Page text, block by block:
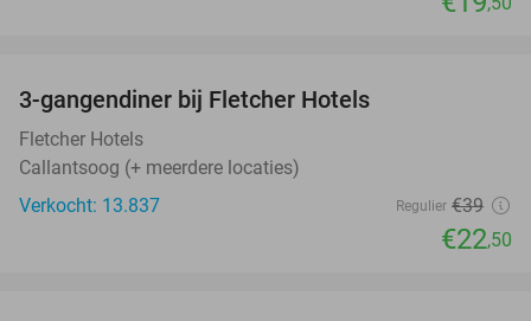
3-gangendiner bij Fletcher Hotels
Fletcher Hotels
Callantsoog (+ meerdere locaties)
Verkocht: 13.837
Regulier €39
€22,50